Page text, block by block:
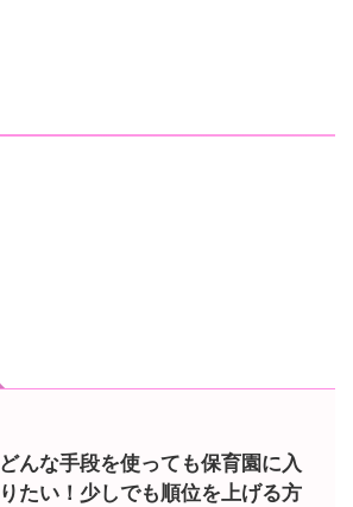
どんな手段を使っても保育園に入
りたい！少しでも順位を上げる方